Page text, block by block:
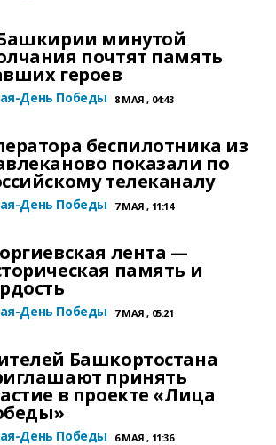
минутой
почтят память
героев
День Победы 8 МАЯ , 04:43
беспилотника из
показали по
телеканалу
День Победы 7 МАЯ , 11:14
лента —
память и
День Победы 7 МАЯ , 05:21
Башкортостана
принять
в проекте «Лица
День Победы 6 МАЯ , 11:36